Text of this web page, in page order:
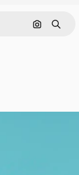
Поиск по
Поиск